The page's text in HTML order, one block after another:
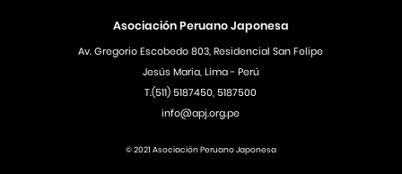
Asociación Peruano Japonesa
Av. Gregorio Escobedo 803, Residencial San Felipe
Jesús Maria, Lima - Perú
T.(511) 5187450, 5187500
info@apj.org.pe
© 2021 Asociación Peruano Japonesa